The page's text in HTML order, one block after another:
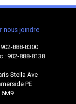
nous joindre
902-888-8300
: 902-888-8138
Stella Ave
PE
6M9